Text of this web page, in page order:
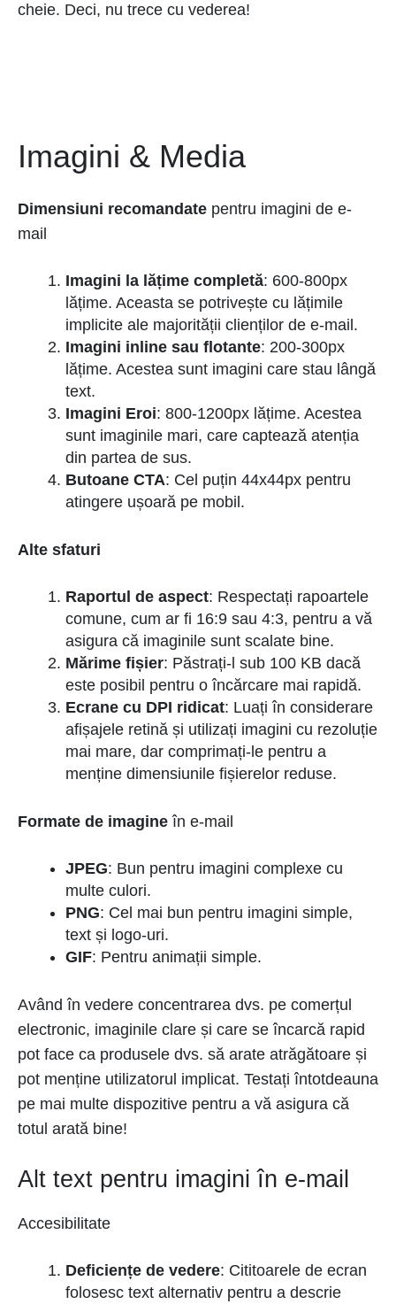
cheie. Deci, nu trece cu vederea!
Imagini & Media
Dimensiuni recomandate pentru imagini de e-
mail
Imagini la lățime completă: 600-800px
lățime. Aceasta se potrivește cu lățimile
implicite ale majorității clienților de e-mail.
Imagini inline sau flotante: 200-300px
lățime. Acestea sunt imagini care stau lângă
text.
Imagini Eroi: 800-1200px lățime. Acestea
sunt imaginile mari, care captează atenția
din partea de sus.
Butoane CTA: Cel puțin 44x44px pentru
atingere ușoară pe mobil.
Alte sfaturi
Raportul de aspect: Respectați rapoartele
comune, cum ar fi 16:9 sau 4:3, pentru a vă
asigura că imaginile sunt scalate bine.
Mărime fișier: Păstrați-l sub 100 KB dacă
este posibil pentru o încărcare mai rapidă.
Ecrane cu DPI ridicat: Luați în considerare
afișajele retină și utilizați imagini cu rezoluție
mai mare, dar comprimați-le pentru a
menține dimensiunile fișierelor reduse.
Formate de imagine în e-mail
JPEG: Bun pentru imagini complexe cu
multe culori.
PNG: Cel mai bun pentru imagini simple,
text și logo-uri.
GIF: Pentru animații simple.
Având în vedere concentrarea dvs. pe comerțul
electronic, imaginile clare și care se încarcă rapid
pot face ca produsele dvs. să arate atrăgătoare și
pot menține utilizatorul implicat. Testați întotdeauna
pe mai multe dispozitive pentru a vă asigura că
totul arată bine!
Alt text pentru imagini în e-mail
Accesibilitate
Deficiențe de vedere: Cititoarele de ecran
folosesc text alternativ pentru a descrie